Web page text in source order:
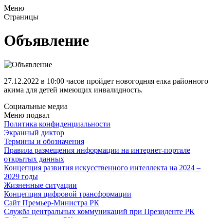
Меню
Страницы
Объявление
27.12.2022 в 10:00 часов пройдет новогодняя елка районного
акима для детей имеющих инвалидность.
Социальные медиа
Меню подвал
Политика конфиденциальности
Экранный диктор
Термины и обозначения
Правила размещения информации на интернет-портале
открытых данных
Концепция развития искусственного интеллекта на 2024 –
2029 годы
Жизненные ситуации
Концепция цифровой трансформации
Сайт Премьер-Министра РК
Служба центральных коммуникаций при Президенте РК